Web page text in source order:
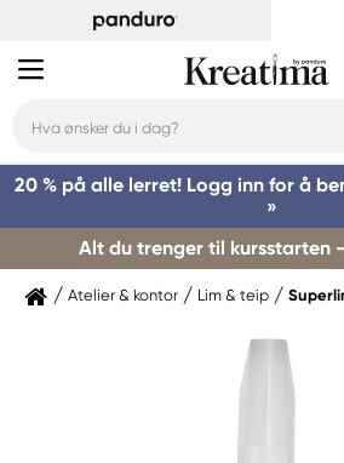
20 % på alle lerret! Logg inn for å
»
Alt du trenger til kursstarten
Atelier & kontor Lim & teip